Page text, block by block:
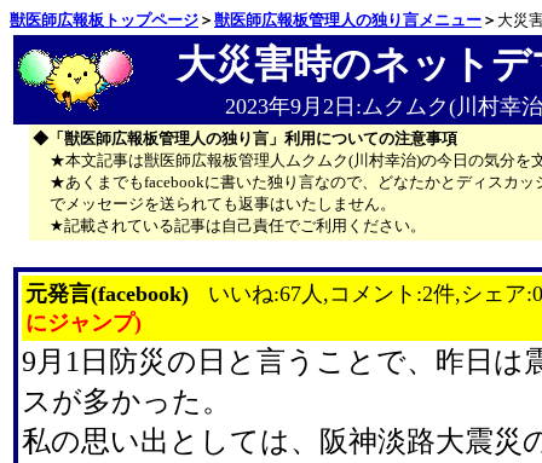
獣医師広報板トップページ ＞ 獣医師広報板管理人の独り言メニュー ＞ 大災
大災害時のネット
2023年9月2日:ムクムク(川村幸
◆「獣医師広報板管理人の独り言」利用についての注意事項
★本文記事は獣医師広報板管理人ムクムク(川村幸治)の今日の気分を
★あくまでもfacebookに書いた独り言なので、どなたかとディスカ
でメッセージを送られても返事はいたしません。
★記載されている記事は自己責任でご利用ください。
元発言(facebook)
いいね:67人,コメント:2件,シェア
にジャンプ)
9月1日防災の日と言うことで、昨日は
スが多かった。
私の思い出としては、阪神淡路大震災